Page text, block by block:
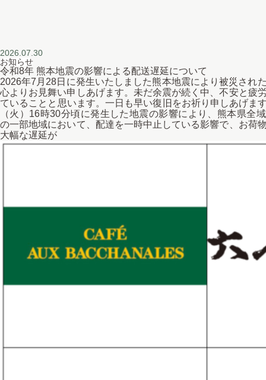
2026.07.30
お知らせ
令和8年 熊本地震の影響による配送遅延について
2026年7月28日に発生いたしました熊本地震により被災され
心よりお見舞い申しあげます。未だ余震が続く中、不安と疲
ていることと思います。一日も早い復旧をお祈り申しあげま
（火）16時30分頃に発生した地震の影響により、熊本県全
の一部地域において、配達を一時中止している影響で、お荷
大幅な遅延が